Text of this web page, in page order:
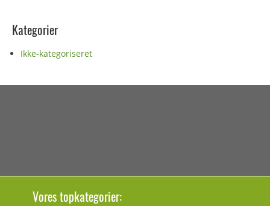
Kategorier
Ikke-kategoriseret
Vores topkategorier: